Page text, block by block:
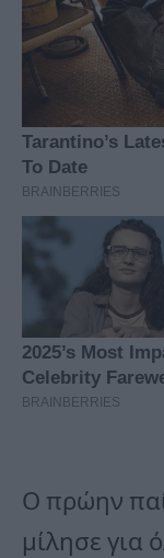
Ο πρώην
μίλησε για